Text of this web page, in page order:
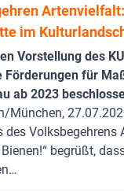
im
Vorstellung des
Förderungen für
ab 2023
München,
des Volksbegehrens
Bienen!“ begrüßt,